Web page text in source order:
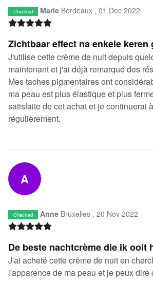
Checked MarieBordeaux , 01 Dec 2022
Zichtbaar effect na enkele keren
J'utilise cette crème de nuit depuis
maintenant et j'ai déjà remarqué des
Mes taches pigmentaires ont
ma peau est plus élastique et plus
satisfaite de cet achat et je continuerai
régulièrement.
A
Checked AnneBruxelles , 20 Nov 2022
De beste nachtcrème die ik ooit
J'ai acheté cette crème de nuit en
l'apparence de ma peau et je peux